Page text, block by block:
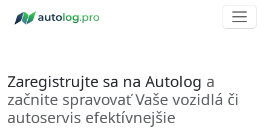
Zaregistrujte sa na Autolog a
začnite spravovať Vaše vozidlá či
autoservis efektívnejšie